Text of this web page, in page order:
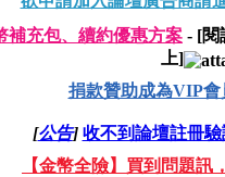
補充包、續約優惠方案 - [閱
上]
捐款贊助成為VIP會
[公告] 收不到論壇註冊
【金幣全險】買到問題